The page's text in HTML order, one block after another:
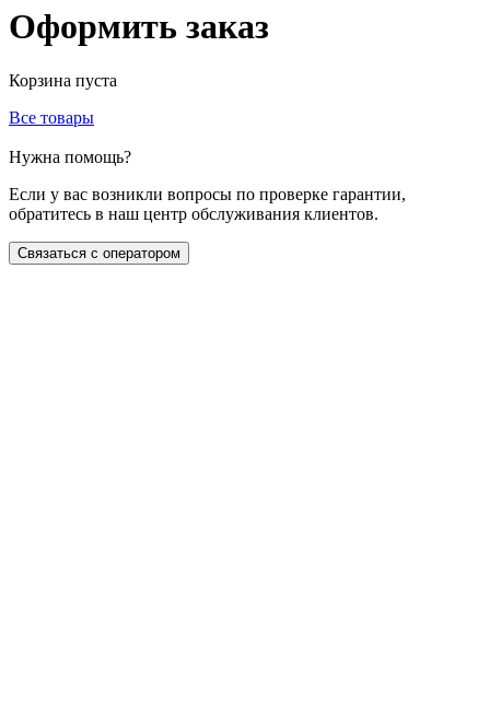
Оформить заказ
Корзина пуста
Все товары
Нужна помощь?
Если у вас возникли вопросы по проверке гарантии,
обратитесь в наш центр обслуживания клиентов.
Связаться с оператором